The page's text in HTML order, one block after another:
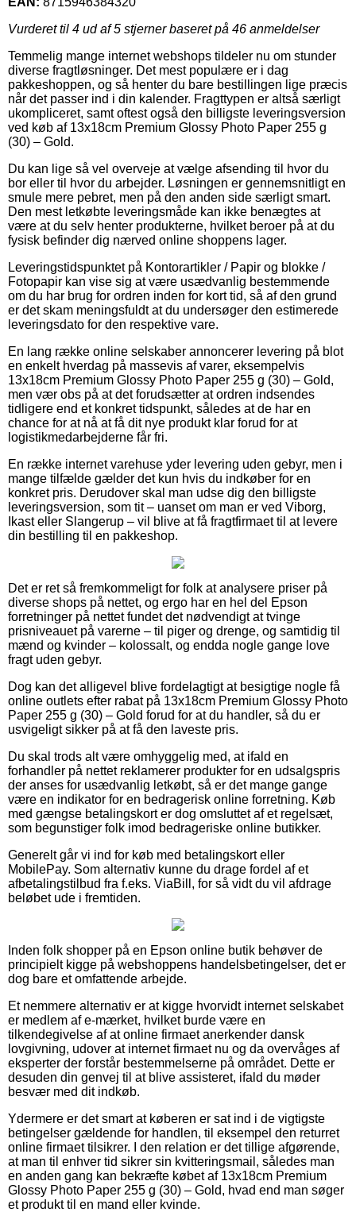
Vurderet til 4 ud af 5 stjerner baseret på 46 anmeldelser
Temmelig mange internet webshops tildeler nu om stunder
diverse fragtløsninger. Det mest populære er i dag
pakkeshoppen, og så henter du bare bestillingen lige præcis
når det passer ind i din kalender. Fragttypen er altså særligt
ukompliceret, samt oftest også den billigste leveringsversion
ved køb af 13x18cm Premium Glossy Photo Paper 255 g
(30) – Gold.
Du kan lige så vel overveje at vælge afsending til hvor du
bor eller til hvor du arbejder. Løsningen er gennemsnitligt en
smule mere pebret, men på den anden side særligt smart.
Den mest letkøbte leveringsmåde kan ikke benægtes at
være at du selv henter produkterne, hvilket beroer på at du
fysisk befinder dig nærved online shoppens lager.
Leveringstidspunktet på Kontorartikler / Papir og blokke /
Fotopapir kan vise sig at være usædvanlig bestemmende
om du har brug for ordren inden for kort tid, så af den grund
er det skam meningsfuldt at du undersøger den estimerede
leveringsdato for den respektive vare.
En lang række online selskaber annoncerer levering på blot
en enkelt hverdag på massevis af varer, eksempelvis
13x18cm Premium Glossy Photo Paper 255 g (30) – Gold,
men vær obs på at det forudsætter at ordren indsendes
tidligere end et konkret tidspunkt, således at de har en
chance for at nå at få dit nye produkt klar forud for at
logistikmedarbejderne får fri.
En række internet varehuse yder levering uden gebyr, men i
mange tilfælde gælder det kun hvis du indkøber for en
konkret pris. Derudover skal man udse dig den billigste
leveringsversion, som tit – uanset om man er ved Viborg,
Ikast eller Slangerup – vil blive at få fragtfirmaet til at levere
din bestilling til en pakkeshop.
Det er ret så fremkommeligt for folk at analysere priser på
diverse shops på nettet, og ergo har en hel del Epson
forretninger på nettet fundet det nødvendigt at tvinge
prisniveauet på varerne – til piger og drenge, og samtidig til
mænd og kvinder – kolossalt, og endda nogle gange love
fragt uden gebyr.
Dog kan det alligevel blive fordelagtigt at besigtige nogle få
online outlets efter rabat på 13x18cm Premium Glossy Photo
Paper 255 g (30) – Gold forud for at du handler, så du er
usvigeligt sikker på at få den laveste pris.
Du skal trods alt være omhyggelig med, at ifald en
forhandler på nettet reklamerer produkter for en udsalgspris
der anses for usædvanlig letkøbt, så er det mange gange
være en indikator for en bedragerisk online forretning. Køb
med gængse betalingskort er dog omsluttet af et regelsæt,
som begunstiger folk imod bedrageriske online butikker.
Generelt går vi ind for køb med betalingskort eller
MobilePay. Som alternativ kunne du drage fordel af et
afbetalingstilbud fra f.eks. ViaBill, for så vidt du vil afdrage
beløbet ude i fremtiden.
Inden folk shopper på en Epson online butik behøver de
principielt kigge på webshoppens handelsbetingelser, det er
dog bare et omfattende arbejde.
Et nemmere alternativ er at kigge hvorvidt internet selskabet
er medlem af e-mærket, hvilket burde være en
tilkendegivelse af at online firmaet anerkender dansk
lovgivning, udover at internet firmaet nu og da overvåges af
eksperter der forstår bestemmelserne på området. Dette er
desuden din genvej til at blive assisteret, ifald du møder
besvær med dit indkøb.
Ydermere er det smart at køberen er sat ind i de vigtigste
betingelser gældende for handlen, til eksempel den returret
online firmaet tilsikrer. I den relation er det tillige afgørende,
at man til enhver tid sikrer sin kvitteringsmail, således man
en anden gang kan bekræfte købet af 13x18cm Premium
Glossy Photo Paper 255 g (30) – Gold, hvad end man søger
et produkt til en mand eller kvinde.